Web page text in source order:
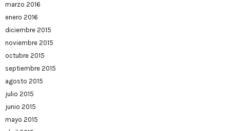
marzo 2016
enero 2016
diciembre 2015
noviembre 2015
octubre 2015
septiembre 2015
agosto 2015
julio 2015
junio 2015
mayo 2015